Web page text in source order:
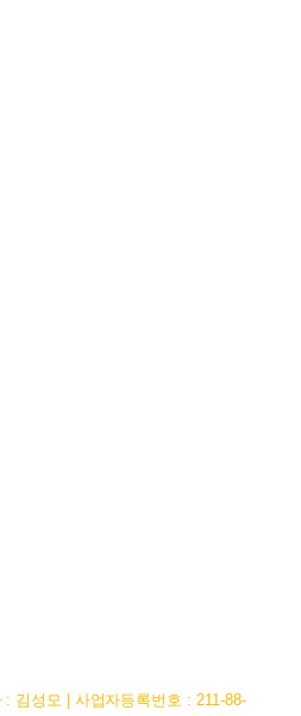
: 김성모 | 사업자등록번호 : 211-88-